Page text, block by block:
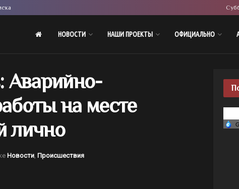
НОВОСТИ НАШИ ПРОЕКТЫ ОФИЦИАЛЬНО
Аварийно-
на месте
лично
Новости Происшествия